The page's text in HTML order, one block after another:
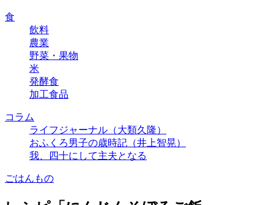
食
飲料
農業
野菜・果物
米
発酵食
加工食品
コラム
ライフジャーナル（大類久隆）
おふくろ男子の歳時記（井上智晃）
我、四十にして主夫となる
ごはんもの